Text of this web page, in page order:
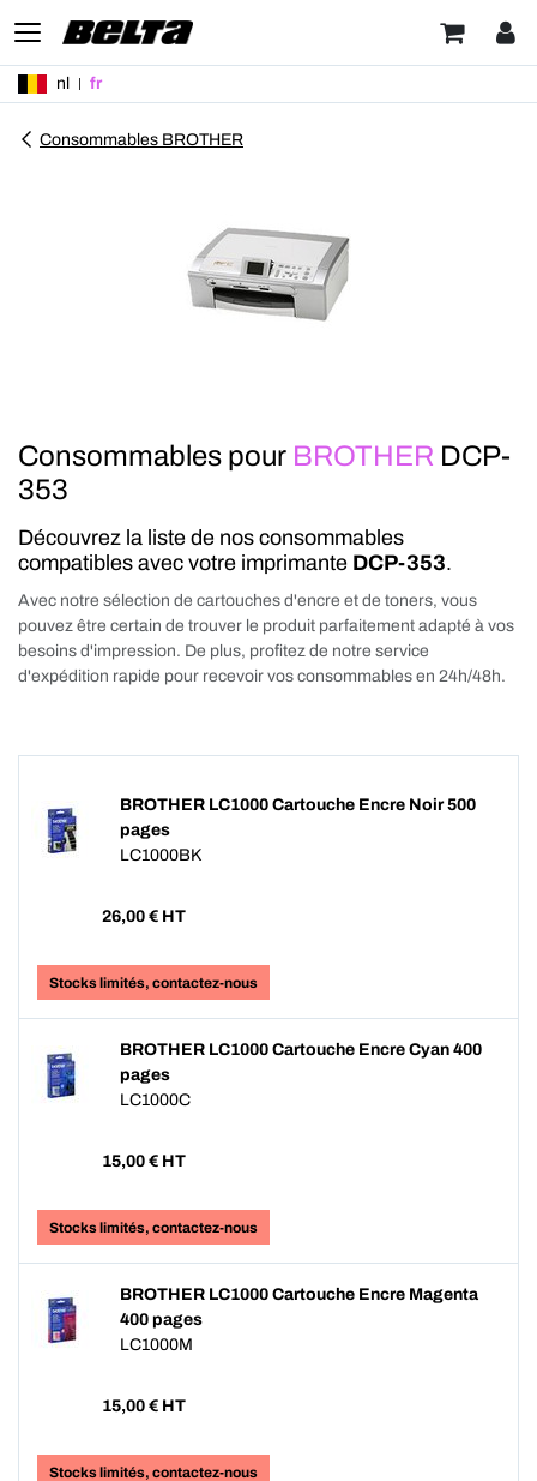
nl fr
Consommables BROTHER
Consommables pour BROTHER DCP-
353
Découvrez la liste de nos consommables
compatibles avec votre imprimante DCP-353.
Avec notre sélection de cartouches d'encre et de toners, vous
pouvez être certain de trouver le produit parfaitement adapté à vos
besoins d'impression. De plus, profitez de notre service
d'expédition rapide pour recevoir vos consommables en 24h/48h.
BROTHER LC1000 Cartouche Encre Noir 500
pages
LC1000BK
26,00 € HT
Stocks limités, contactez-nous
BROTHER LC1000 Cartouche Encre Cyan 400
pages
LC1000C
15,00 € HT
Stocks limités, contactez-nous
BROTHER LC1000 Cartouche Encre Magenta
400 pages
LC1000M
15,00 € HT
Stocks limités, contactez-nous